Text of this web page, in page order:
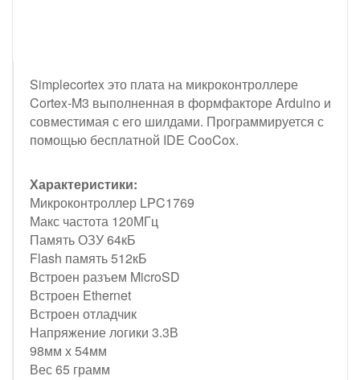
Simplecortex это плата на микроконтроллере
Cortex-M3 выполненная в формфакторе Arduino и
совместимая с его шилдами. Программируется с
помощью бесплатной IDE CooCox.
Характеристики:
Микроконтроллер LPC1769
Макс частота 120МГц
Память ОЗУ 64кБ
Flash память 512кБ
Встроен разъем MicroSD
Встроен Ethernet
Встроен отладчик
Напряжение логики 3.3В
98мм х 54мм
Вес 65 грамм